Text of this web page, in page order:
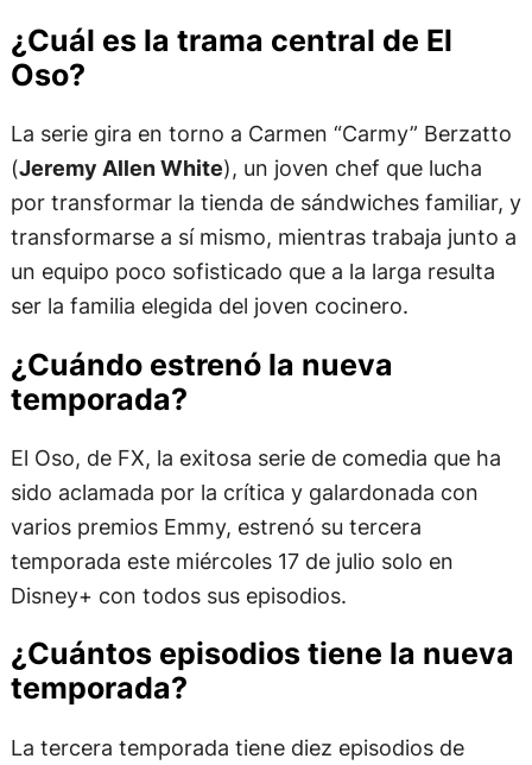
¿Cuál es la trama central de El
Oso?
La serie gira en torno a Carmen “Carmy” Berzatto
(Jeremy Allen White), un joven chef que lucha
por transformar la tienda de sándwiches familiar, y
transformarse a sí mismo, mientras trabaja junto a
un equipo poco sofisticado que a la larga resulta
ser la familia elegida del joven cocinero.
¿Cuándo estrenó la nueva
temporada?
El Oso, de FX, la exitosa serie de comedia que ha
sido aclamada por la crítica y galardonada con
varios premios Emmy, estrenó su tercera
temporada este miércoles 17 de julio solo en
Disney+ con todos sus episodios.
¿Cuántos episodios tiene la nueva
temporada?
La tercera temporada tiene diez episodios de